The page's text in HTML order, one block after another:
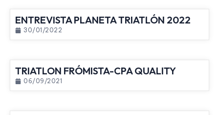
ENTREVISTA PLANETA TRIATLÓN 2022
30/01/2022
TRIATLON FRÓMISTA-CPA QUALITY
06/09/2021